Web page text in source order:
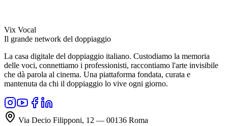
Vix Vocal
Il grande network del doppiaggio
La casa digitale del doppiaggio italiano. Custodiamo la memoria
delle voci, connettiamo i professionisti, raccontiamo l'arte invisibile
che dà parola al cinema. Una piattaforma fondata, curata e
mantenuta da chi il doppiaggio lo vive ogni giorno.
Via Decio Filipponi, 12 — 00136 Roma